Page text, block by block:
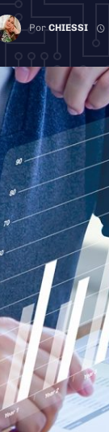
PorCHIESSI